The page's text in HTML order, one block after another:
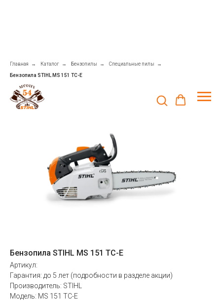
Главная → Каталог → Бензопилы → Специальные пилы →
Бензопила STIHL MS 151 TC-E
Бензопила STIHL MS 151 TC-E
Артикул:
Гарантия: до 5 лет (подробности в разделе акции)
Производитель: STIHL
Модель: MS 151 TC-E